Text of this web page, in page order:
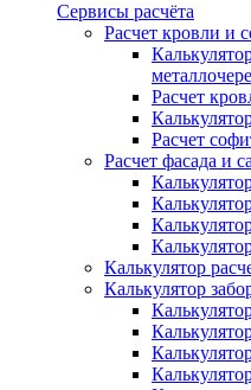
Сервисы расчёта
Расчет кровли и
Расчет
Расчет
Расчет фасада и
Калькулятор
Калькулятор